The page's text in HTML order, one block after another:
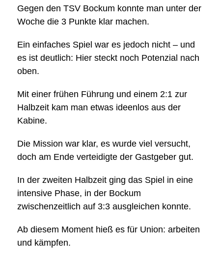
Gegen den TSV Bockum konnte man unter der
Woche die 3 Punkte klar machen.
Ein einfaches Spiel war es jedoch nicht – und
es ist deutlich: Hier steckt noch Potenzial nach
oben.
Mit einer frühen Führung und einem 2:1 zur
Halbzeit kam man etwas ideenlos aus der
Kabine.
Die Mission war klar, es wurde viel versucht,
doch am Ende verteidigte der Gastgeber gut.
In der zweiten Halbzeit ging das Spiel in eine
intensive Phase, in der Bockum
zwischenzeitlich auf 3:3 ausgleichen konnte.
Ab diesem Moment hieß es für Union: arbeiten
und kämpfen.